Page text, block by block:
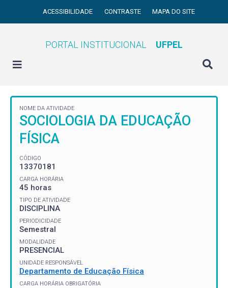
ACESSIBILIDADE CONTRASTE MAPA DO SITE
PORTAL INSTITUCIONAL UFPEL
NOME DA ATIVIDADE
SOCIOLOGIA DA EDUCAÇÃO
FÍSICA
CÓDIGO
13370181
CARGA HORÁRIA
45 horas
TIPO DE ATIVIDADE
DISCIPLINA
PERIODICIDADE
Semestral
MODALIDADE
PRESENCIAL
UNIDADE RESPONSÁVEL
Departamento de Educação Física
CARGA HORÁRIA OBRIGATÓRIA